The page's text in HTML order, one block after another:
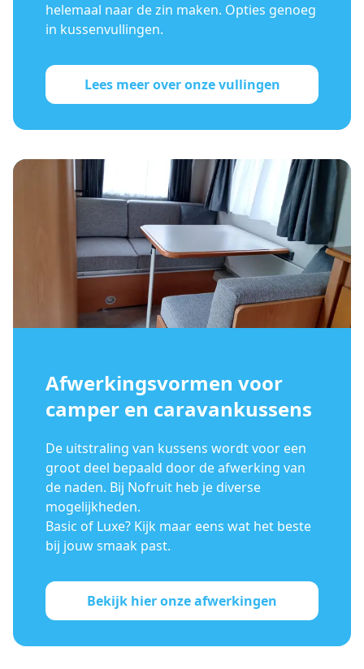
helemaal naar de zin maken. Opties genoeg
in kussenvullingen.
Lees meer over onze vullingen
Afwerkingsvormen voor
camper en caravankussens
De uitstraling van kussens wordt voor een
groot deel bepaald door de afwerking van
de naden. Bij Nofruit heb je diverse
mogelijkheden.
Basic of Luxe? Kijk maar eens wat het beste
bij jouw smaak past.
Bekijk hier onze afwerkingen